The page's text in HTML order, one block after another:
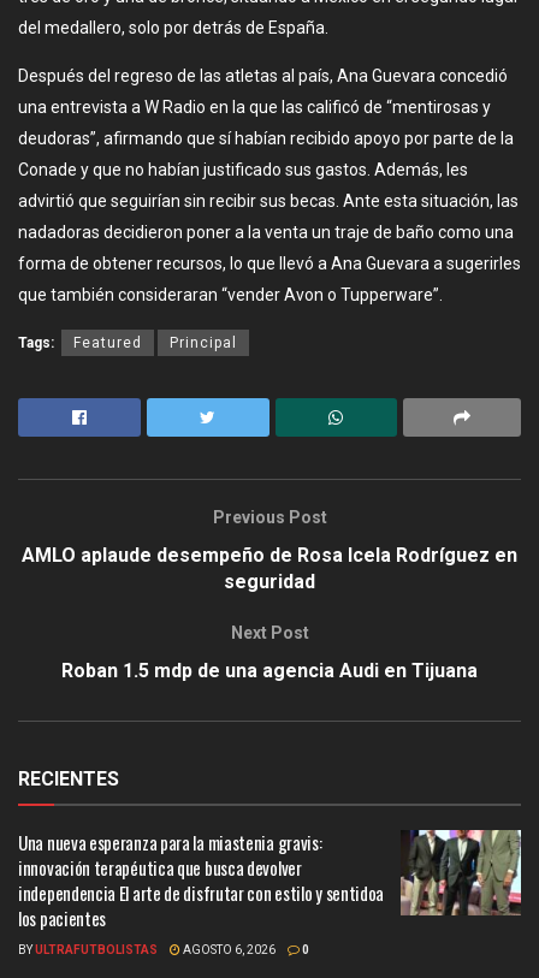
del medallero, solo por detrás de España.
Después del regreso de las atletas al país, Ana Guevara concedió
una entrevista a W Radio en la que las calificó de “mentirosas y
deudoras”, afirmando que sí habían recibido apoyo por parte de la
Conade y que no habían justificado sus gastos. Además, les
advirtió que seguirían sin recibir sus becas. Ante esta situación, las
nadadoras decidieron poner a la venta un traje de baño como una
forma de obtener recursos, lo que llevó a Ana Guevara a sugerirles
que también consideraran “vender Avon o Tupperware”.
Tags: Featured Principal
Previous Post
AMLO aplaude desempeño de Rosa Icela Rodríguez en
seguridad
Next Post
Roban 1.5 mdp de una agencia Audi en Tijuana
RECIENTES
Una nueva esperanza para la miastenia gravis:
innovación terapéutica que busca devolver
independencia El arte de disfrutar con estilo y sentidoa
los pacientes
BYULTRAFUTBOLISTAS AGOSTO 6, 2026 0